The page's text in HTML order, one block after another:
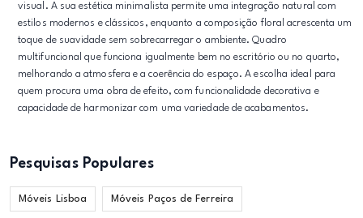
visual. A sua estética minimalista permite uma integração natural com
estilos modernos e clássicos, enquanto a composição floral acrescenta um
toque de suavidade sem sobrecarregar o ambiente. Quadro
multifuncional que funciona igualmente bem no escritório ou no quarto,
melhorando a atmosfera e a coerência do espaço. A escolha ideal para
quem procura uma obra de efeito, com funcionalidade decorativa e
capacidade de harmonizar com uma variedade de acabamentos.
Pesquisas Populares
Móveis Lisboa Móveis Paços de Ferreira